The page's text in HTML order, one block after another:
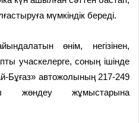
мүмкіндік береді.
өнім, негізінен,
учаскелерге, соның ішінде
Бұғаз» автожолының 217-249
жөндеу жұмыстарына